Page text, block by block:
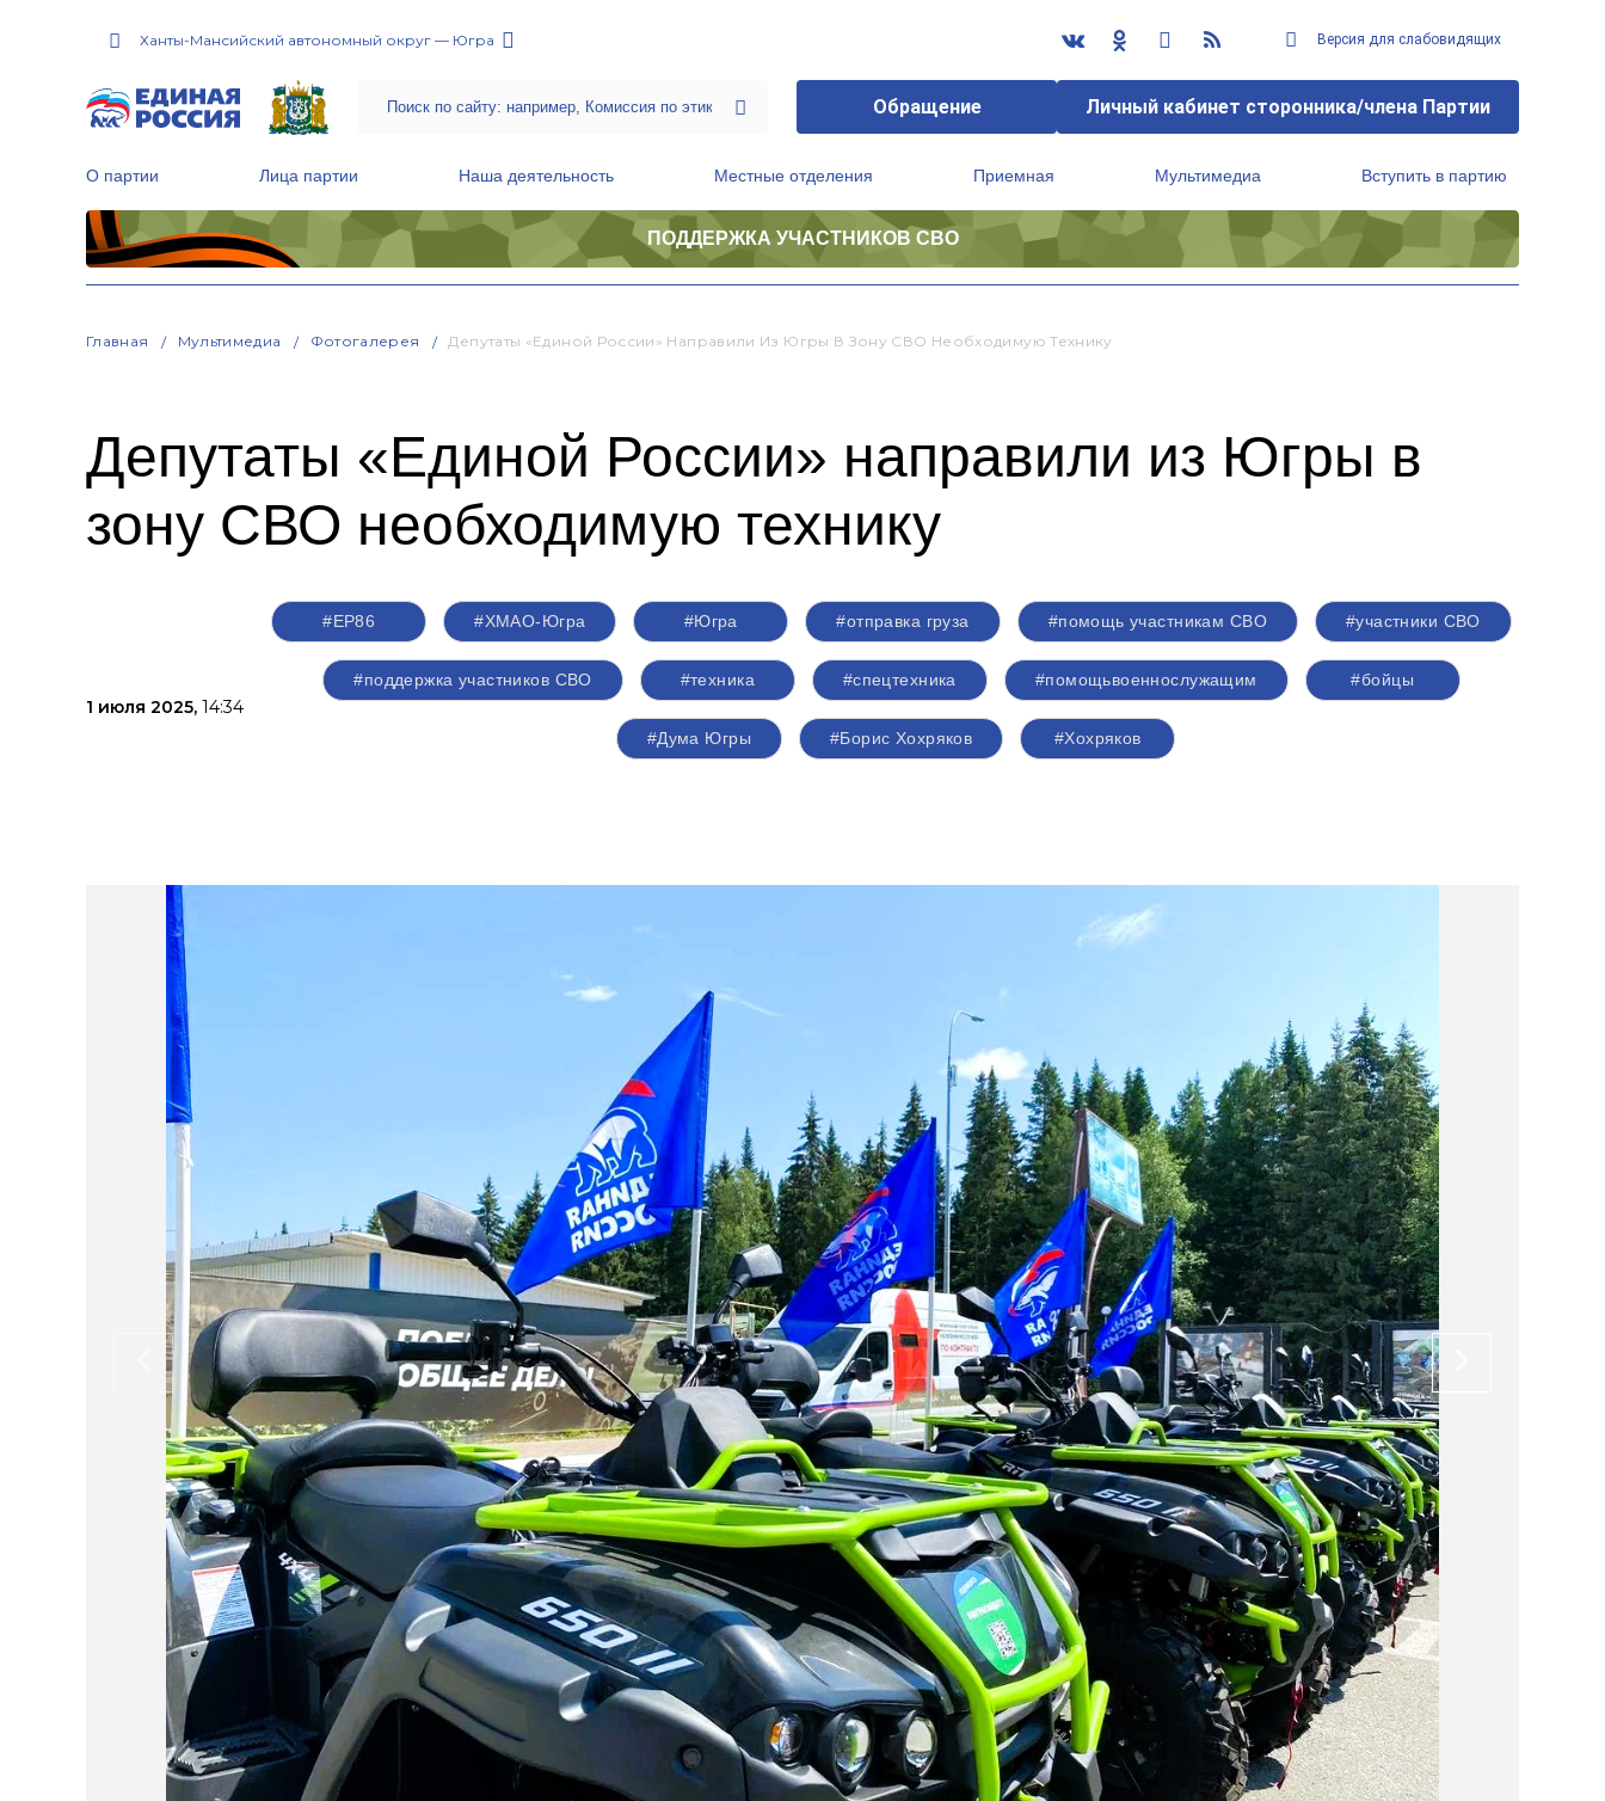
Ханты-Мансийский автономный округ — Югра Версия для слабовидящих
Обращение Личный кабинет сторонника/члена Партии
О партии Лица партии Наша деятельность Местные отделения Приемная Мультимедиа Вступить в партию
ПОДДЕРЖКА УЧАСТНИКОВ СВО
Главная Мультимедиа Фотогалерея Депутаты «Единой России» Направили Из Югры В Зону СВО Необходимую Технику
Депутаты «Единой России» направили из Югры в
зону СВО необходимую технику
1 июля 2025, 14:34
#ЕР86 #ХМАО-Югра #Югра #отправка груза #помощь участникам СВО #участники СВО
#поддержка участников СВО #техника #спецтехника #помощьвоеннослужащим #бойцы
#Дума Югры #Борис Хохряков #Хохряков